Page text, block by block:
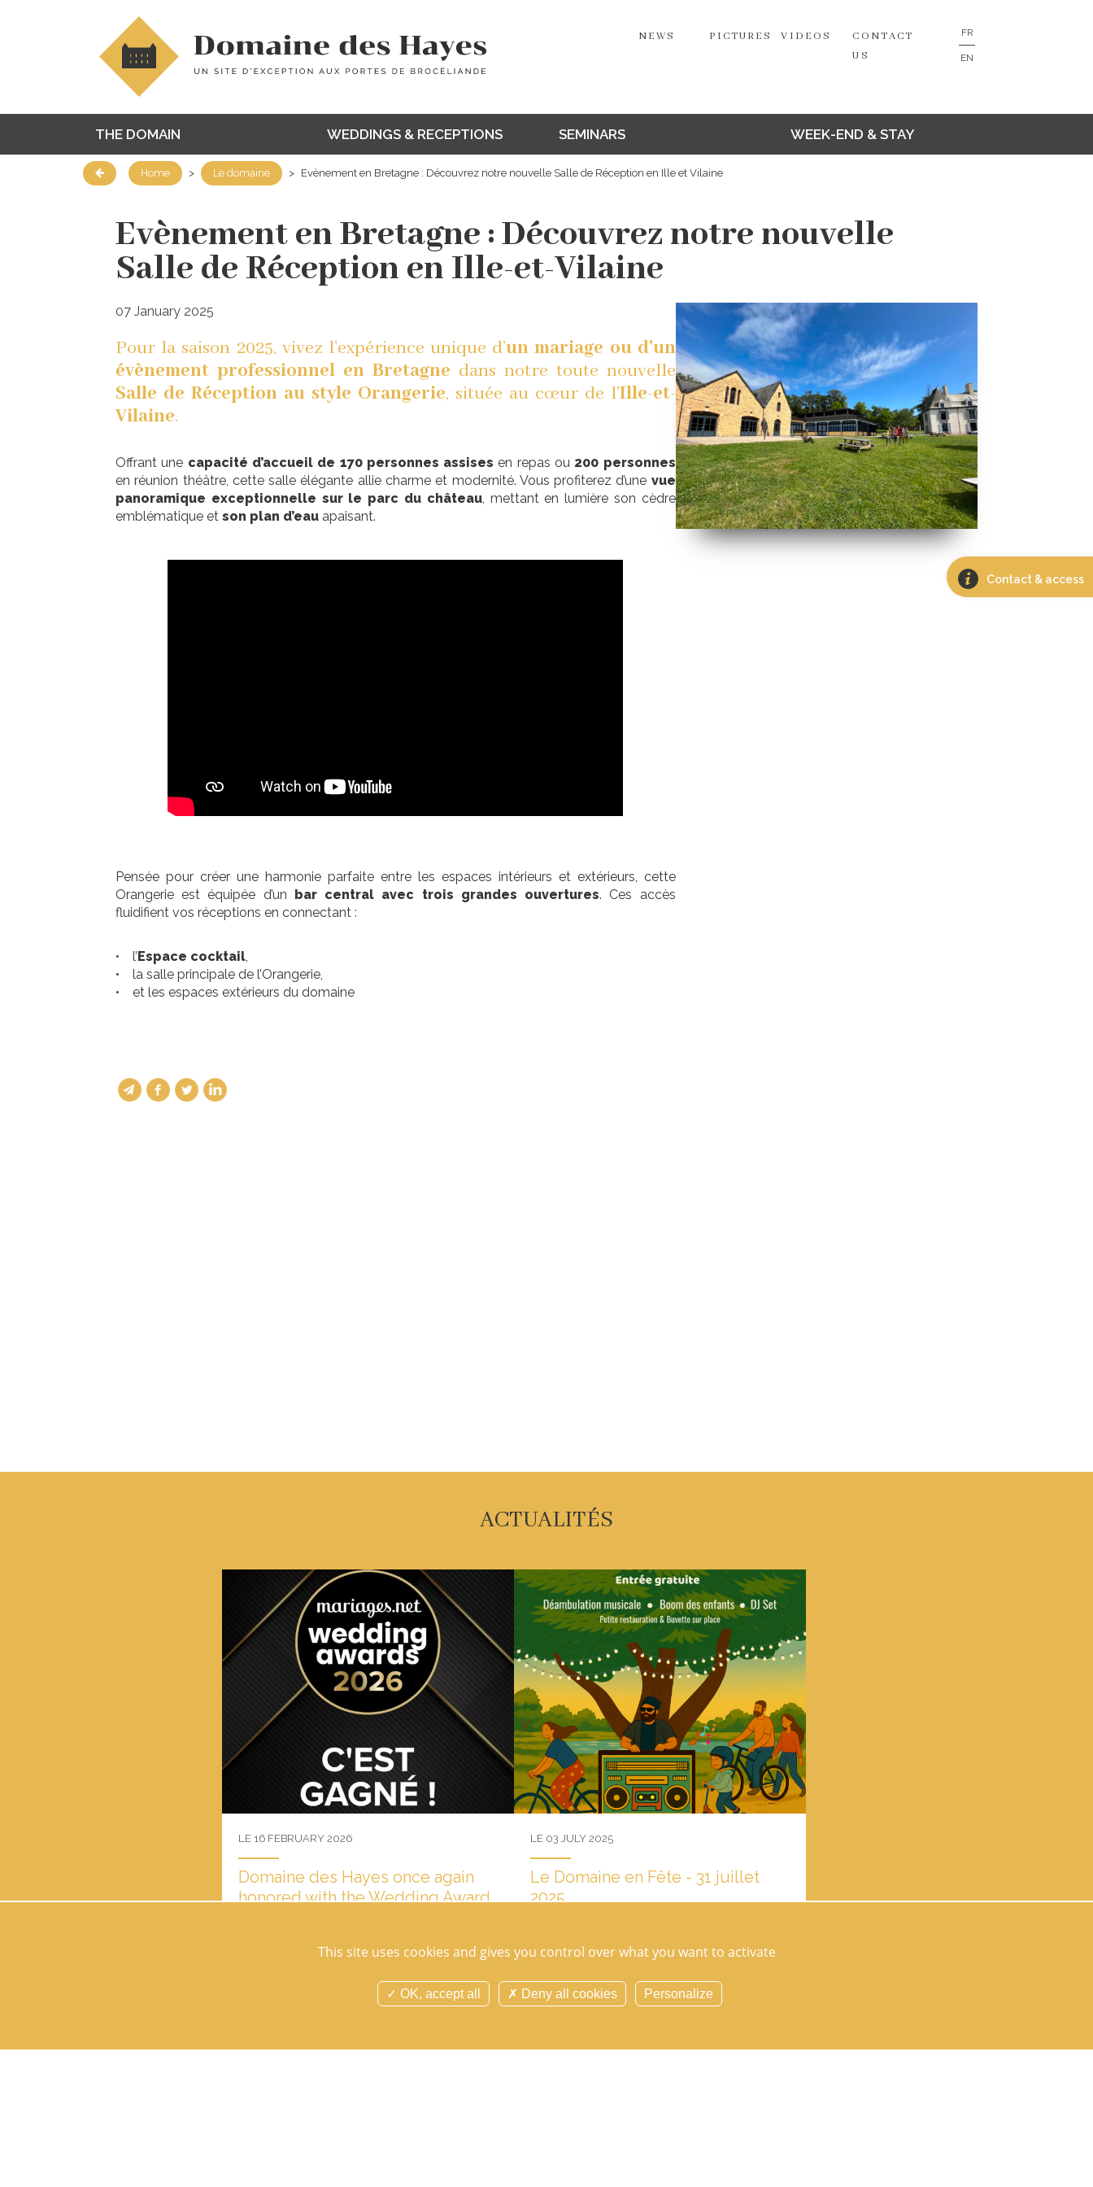
Contact & access
NEWS PICTURES VIDEOS
CONTACT
US
FR
EN
THE DOMAIN WEDDINGS & RECEPTIONS SEMINARS WEEK-END & STAY
Home > Le domaine > Evènement en Bretagne : Découvrez notre nouvelle Salle de Réception en Ille et Vilaine
Evènement en Bretagne : Découvrez notre nouvelle
Salle de Réception en Ille-et-Vilaine
07 January 2025
Pour la saison 2025, vivez l’expérience unique d’un mariage ou d'un
évènement professionnel en Bretagne dans notre toute nouvelle
Salle de Réception au style Orangerie, située au cœur de l’Ille-et-
Vilaine.
Offrant une capacité d’accueil de 170 personnes assises en repas ou 200 personnes
en réunion théâtre, cette salle élégante allie charme et modernité. Vous profiterez d’une vue
panoramique exceptionnelle sur le parc du château, mettant en lumière son cèdre
emblématique et son plan d’eau apaisant.
Pensée pour créer une harmonie parfaite entre les espaces intérieurs et extérieurs, cette
Orangerie est équipée d’un bar central avec trois grandes ouvertures. Ces accès
fluidifient vos réceptions en connectant :
• l’Espace cocktail,
• la salle principale de l’Orangerie,
• et les espaces extérieurs du domaine
ACTUALITÉS
LE 16 FEBRUARY 2026
Domaine des Hayes once again
honored with the Wedding Award
We had the honor of receiving the Wedding Award in
professionals most recommended and highly...
LE 03 JULY 2025
Le Domaine en Fête - 31 juillet
2025
Thursday, July 31, 2025!...
This site uses cookies and gives you control over what you want to activate
OK, accept all Deny all cookies Personalize